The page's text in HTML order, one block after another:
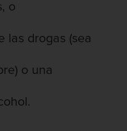
o
las drogas (sea
o una